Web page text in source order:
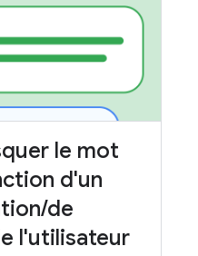
le mot
d'un
de
l'utilisateur